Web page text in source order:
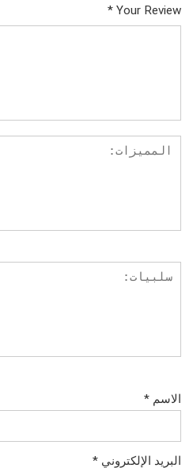
Your Review
*
الاسم *
البريد الإلكتروني *